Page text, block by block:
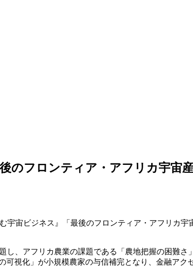
のフロンティア・アフリカ宇宙
宇宙ビジネス』「最後のフロンティア・アフリカ
、アフリカ農業の課題である「農地把握の困難さ
視化」が小規模農家の与信補完となり、金融アク